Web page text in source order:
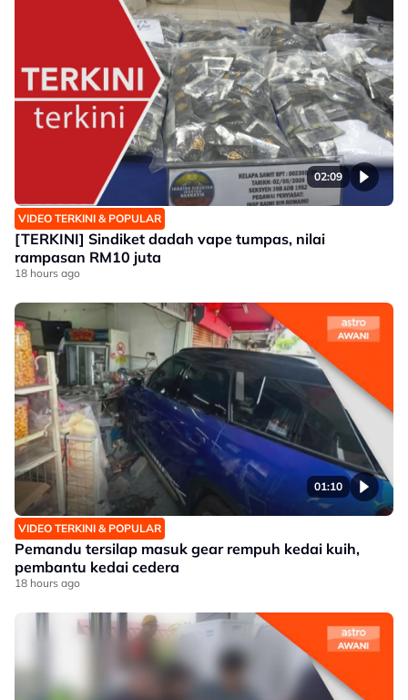
02:09
VIDEO TERKINI & POPULAR
[TERKINI] Sindiket dadah vape tumpas, nilai
rampasan RM10 juta
18 hours ago
01:10
VIDEO TERKINI & POPULAR
Pemandu tersilap masuk gear rempuh kedai kuih,
pembantu kedai cedera
18 hours ago